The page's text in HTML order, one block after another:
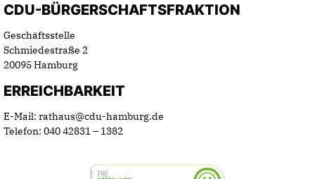
CDU-BÜRGERSCHAFTSFRAKTION
Geschäftsstelle
Schmiedestraße 2
20095 Hamburg
ERREICHBARKEIT
E-Mail: rathaus@cdu-hamburg.de
Telefon: 040 42831 – 1382